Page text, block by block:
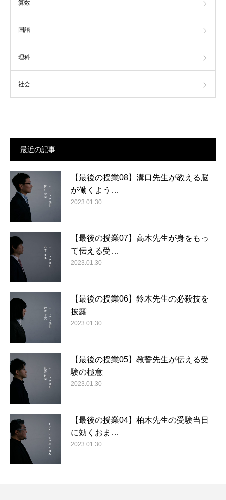
算数
国語
理科
社会
最近の記事
【最後の授業08】溝口先生が教える脳
が働くよう…
2023.01.30
【最後の授業07】高木先生が身をもっ
て伝える受…
2023.01.30
【最後の授業06】鈴木先生の必殺技を
披露
2023.01.30
【最後の授業05】教誓先生が伝える受
験の極意
2023.01.30
【最後の授業04】柏木先生の受験当日
に効くおま…
2023.01.30